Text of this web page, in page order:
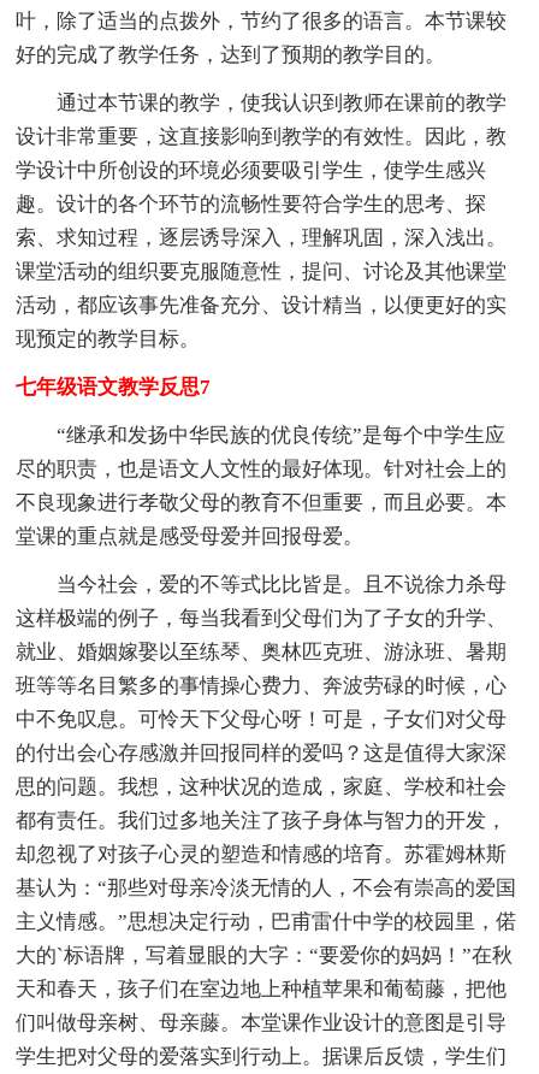
叶，除了适当的点拨外，节约了很多的语言。本节课较
好的完成了教学任务，达到了预期的教学目的。
通过本节课的教学，使我认识到教师在课前的教学
设计非常重要，这直接影响到教学的有效性。因此，教
学设计中所创设的环境必须要吸引学生，使学生感兴
趣。设计的各个环节的流畅性要符合学生的思考、探
索、求知过程，逐层诱导深入，理解巩固，深入浅出。
课堂活动的组织要克服随意性，提问、讨论及其他课堂
活动，都应该事先准备充分、设计精当，以便更好的实
现预定的教学目标。
七年级语文教学反思7
“继承和发扬中华民族的优良传统”是每个中学生应
尽的职责，也是语文人文性的最好体现。针对社会上的
不良现象进行孝敬父母的教育不但重要，而且必要。本
堂课的重点就是感受母爱并回报母爱。
当今社会，爱的不等式比比皆是。且不说徐力杀母
这样极端的例子，每当我看到父母们为了子女的升学、
就业、婚姻嫁娶以至练琴、奥林匹克班、游泳班、暑期
班等等名目繁多的事情操心费力、奔波劳碌的时候，心
中不免叹息。可怜天下父母心呀！可是，子女们对父母
的付出会心存感激并回报同样的爱吗？这是值得大家深
思的问题。我想，这种状况的造成，家庭、学校和社会
都有责任。我们过多地关注了孩子身体与智力的开发，
却忽视了对孩子心灵的塑造和情感的培育。苏霍姆林斯
基认为：“那些对母亲冷淡无情的人，不会有崇高的爱国
主义情感。”思想决定行动，巴甫雷什中学的校园里，偌
大的`标语牌，写着显眼的大字：“要爱你的妈妈！”在秋
天和春天，孩子们在室边地上种植苹果和葡萄藤，把他
们叫做母亲树、母亲藤。本堂课作业设计的意图是引导
学生把对父母的爱落实到行动上。据课后反馈，学生们